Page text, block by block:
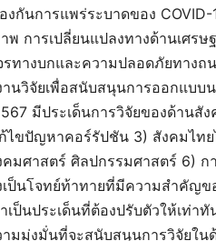
งกันการแพร่ระบาดของ
การเปลี่ยนแปลงทางด้านเศร
รทางบกและความปลอดภัยทาง
นวิจัยเพื่อสนับสนุนการออกแบบ
มีประเด็นการวิจัยของด้าน
ขปัญหาคอร์รัปชัน 3) สังคมไท
มศาสตร์ ศิลปกรรมศาสตร์ 6) ก
ป็นโจทย์ท้าทายที่มีความสำคัญ
เป็นประเด็นที่ต้องปรับตัวให้เท่า
มมุ่งมั่นที่จะสนับสนุนการวิจัยใ